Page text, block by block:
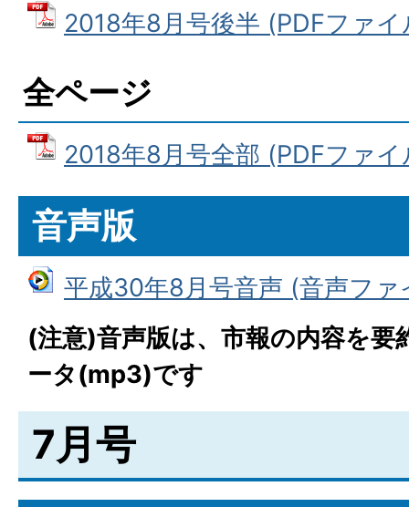
2018年8月号後半 (PDFファ
全ページ
2018年8月号全部 (PDFファ
音声版
平成30年8月号音声 (音声フ
(注意)音声版は、市報の内容を要
ータ(mp3)です
7月号